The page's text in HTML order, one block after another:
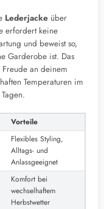
Lederjacke über
erfordert keine
und beweist so,
Garderobe ist. Das
an deinem
Temperaturen im
Vorteile
Flexibles Styling,
Alltags- und
Anlassgeeignet
Komfort bei
wechselhaftem
Herbstwetter